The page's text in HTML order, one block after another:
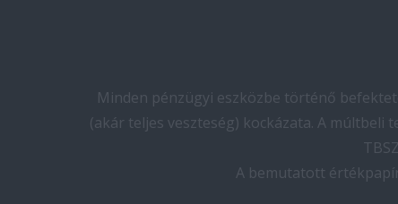
Minden pénzügyi eszközbe történő
(akár teljes veszteség) kockázata. A
A bemutatott